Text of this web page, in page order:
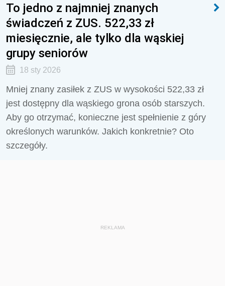
To jedno z najmniej znanych
świadczeń z ZUS. 522,33 zł
miesięcznie, ale tylko dla wąskiej
grupy seniorów
18 sty 2026
Mniej znany zasiłek z ZUS w wysokości 522,33 zł
jest dostępny dla wąskiego grona osób starszych.
Aby go otrzymać, konieczne jest spełnienie z góry
określonych warunków. Jakich konkretnie? Oto
szczegóły.
REKLAMA